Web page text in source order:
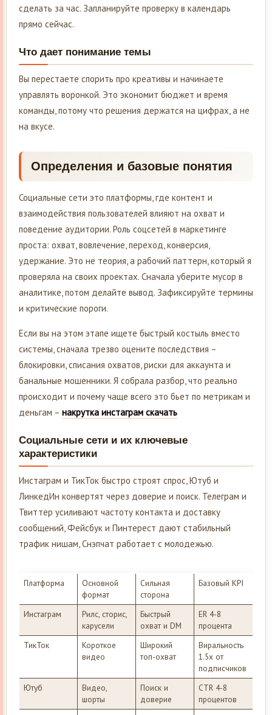
сделать за час. Запланируйте проверку в календарь
прямо сейчас.
Что дает понимание темы
Вы перестаете спорить про креативы и начинаете
управлять воронкой. Это экономит бюджет и время
команды, потому что решения держатся на цифрах, а не
на вкусе.
Определения и базовые понятия
Социальные сети это платформы, где контент и
взаимодействия пользователей влияют на охват и
поведение аудитории. Роль соцсетей в маркетинге
проста: охват, вовлечение, переход, конверсия,
удержание. Это не теория, а рабочий паттерн, который я
проверяла на своих проектах. Сначала уберите мусор в
аналитике, потом делайте вывод. Зафиксируйте термины
и критические пороги.
Если вы на этом этапе ищете быстрый костыль вместо
системы, сначала трезво оцените последствия –
блокировки, списания охватов, риски для аккаунта и
банальные мошенники. Я собрала разбор, что реально
происходит и почему чаще всего это бьет по метрикам и
деньгам – накрутка инстаграм скачать
Социальные сети и их ключевые
характеристики
Инстаграм и ТикТок быстро строят спрос, Ютуб и
ЛинкедИн конвертят через доверие и поиск. Телеграм и
Твиттер усиливают частоту контакта и доставку
сообщений, Фейсбук и Пинтерест дают стабильный
трафик нишам, Снэпчат работает с молодежью.
Платформа
Основной
формат
Сильная
сторона
Базовый KPI
Инстаграм
Рилс, сторис,
карусели
Быстрый
охват и DM
ER 4-8
процента
ТикТок
Короткое
видео
Широкий
топ-охват
Виральность
1.5x от
подписчиков
Ютуб
Видео,
шорты
Поиск и
доверие
CTR 4-8
процентов